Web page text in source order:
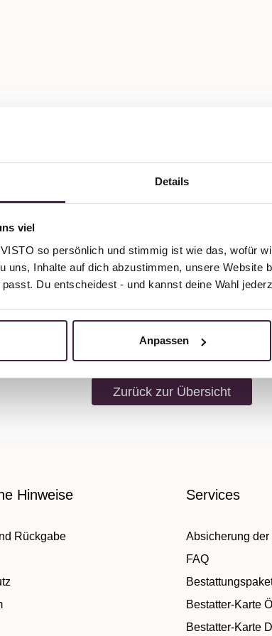
Details
viel
so persönlich und stimmig ist wie das, wofür
uns, Inhalte auf dich abzustimmen, unsere Website
Du entscheidest - und kannst deine Wahl
Anpassen
Zurück zur Übersicht
Hinweise
Rückgabe
Services
Absicherung der
FAQ
Bestatter-Karte
Bestatter-Karte